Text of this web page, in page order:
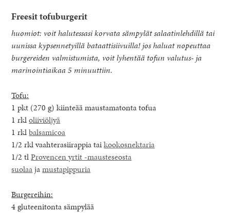
Freesit tofuburgerit
huomiot: voit halutessasi korvata sämpylät salaatinlehdillä tai
uunissa kypsennetyillä bataattisiivuilla! jos haluat nopeuttaa
burgereiden valmistumista, voit lyhentää tofun valutus- ja
marinointiaikaa 5 minuuttiin.
Tofu:
1 pkt (270 g) kiinteää maustamatonta tofua
1 rkloliiviöljyä
1 rklbalsamicoa
1/2 rkl vaahterasiirappia taikookosnektaria
1/2 tlProvencen yrtit -mausteseosta
suolaajamustapippuria
Burgereihin:
4 gluteenitonta sämpylää